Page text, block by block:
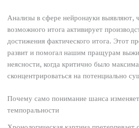
Анализы в сфере нейронауки выявляют,
возможного итога активирует
достижения фактического итога. Этот
развит и помогал нашим пращурам
неясности, когда критично было
сконцентрироваться на потенциально
Почему само понимание шанса
темпоральности